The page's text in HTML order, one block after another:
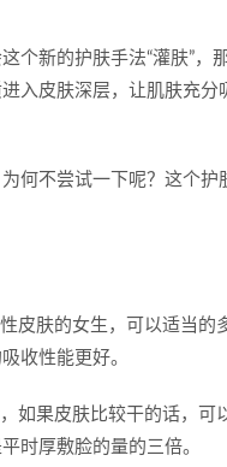
个新的护肤手法“灌肤”，
入皮肤深层，让肌肤充分
何不尝试一下呢？这个护
皮肤的女生，可以适当的
收性能更好。
如果皮肤比较干的话，可
时厚敷脸的量的三倍。